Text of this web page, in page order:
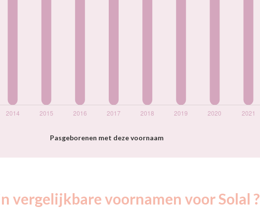
Pasgeborenen met deze voornaam
vergelijkbare voornamen voor Solal ?